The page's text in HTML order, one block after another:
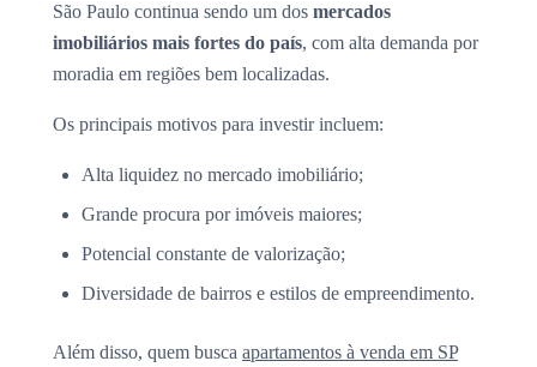
São Paulo continua sendo um dos mercados
imobiliários mais fortes do país, com alta demanda por
moradia em regiões bem localizadas.
Os principais motivos para investir incluem:
Alta liquidez no mercado imobiliário;
Grande procura por imóveis maiores;
Potencial constante de valorização;
Diversidade de bairros e estilos de empreendimento.
Além disso, quem busca apartamentos à venda em SP